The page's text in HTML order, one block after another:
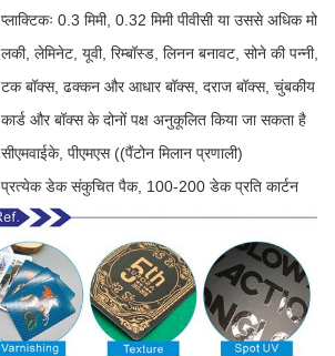
प्लाक्टिकः 0.3 मिमी, 0.32 मिमी पीवीसी या उससे अधिक मोटी
लकी, लेमिनेट, यूवी, रिम्बॉस्ड, लिनन बनावट, सोने की पन्नी,
टक बॉक्स, ढक्कन और आधार बॉक्स, दराज बॉक्स, चुंबकीय
कार्ड और बॉक्स के दोनों पक्ष अनुकूलित किया जा सकता है
सीएमवाईके, पीएमएस ((पैंटोन मिलान प्रणाली)
प्रत्येक डेक संकुचित पैक, 100-200 डेक प्रति कार्टन